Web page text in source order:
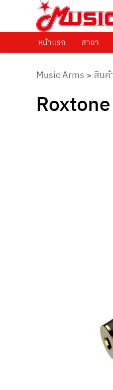
Music
ศูนย์รวมครื่องดนตรี
Skip to primary
หน้าแรก สาขา
Music Arms > สินค้